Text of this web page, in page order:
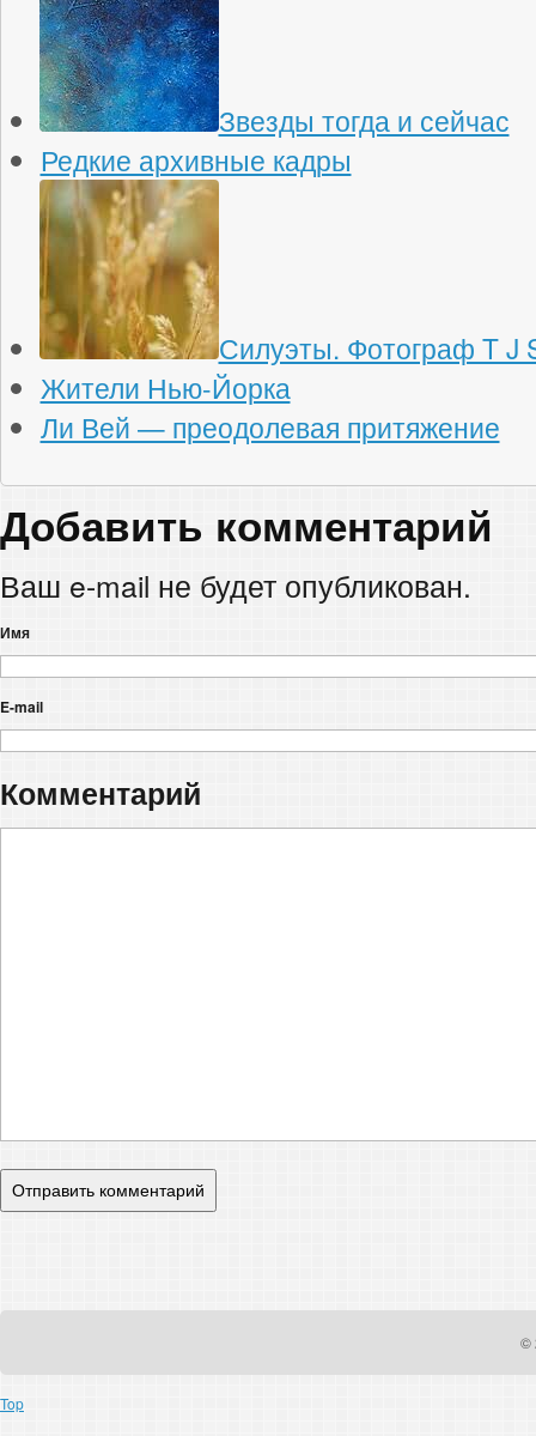
Звезды тогда и сейчас
Редкие архивные кадры
Силуэты. Фотограф T J
Жители Нью-Йорка
Ли Вей — преодолевая притяжение
Добавить комментарий
Ваш e-mail не будет опубликован.
Имя
E-mail
Комментарий
©
Top